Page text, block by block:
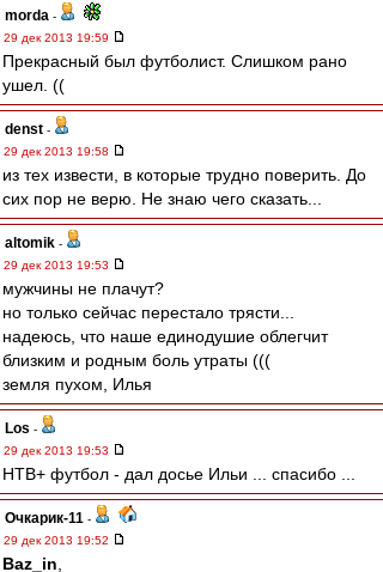
morda -
29 дек 2013 19:59
Прекрасный был футболист. Слишком рано
ушел. ((
denst -
29 дек 2013 19:58
из тех извести, в которые трудно поверить. До
сих пор не верю. Не знаю чего сказать...
altomik -
29 дек 2013 19:53
мужчины не плачут?
но только сейчас перестало трясти...
надеюсь, что наше единодушие облегчит
близким и родным боль утраты (((
земля пухом, Илья
Los -
29 дек 2013 19:53
НТВ+ футбол - дал досье Ильи ... спасибо ...
Очкарик-11 -
29 дек 2013 19:52
Baz_in